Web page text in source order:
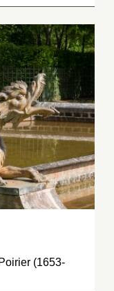
(1653-